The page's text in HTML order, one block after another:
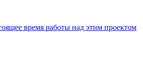
время работы над этим проектом